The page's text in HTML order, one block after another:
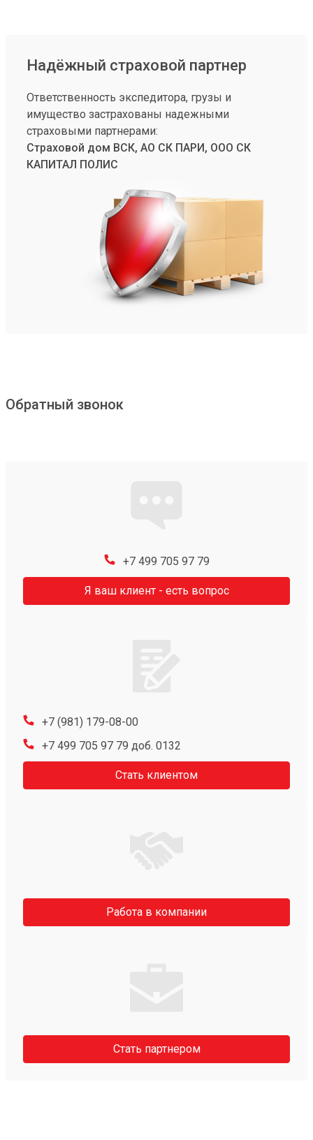
Надёжный страховой партнер
Ответственность экспедитора, грузы и
имущество застрахованы надежными
страховыми партнерами:
Страховой дом ВСК, АО СК ПАРИ, ООО СК
КАПИТАЛ ПОЛИС
Обратный звонок
+7 499 705 97 79
Я ваш клиент - есть вопрос
+7 (981) 179-08-00
+7 499 705 97 79 доб. 0132
Стать клиентом
Работа в компании
Стать партнером